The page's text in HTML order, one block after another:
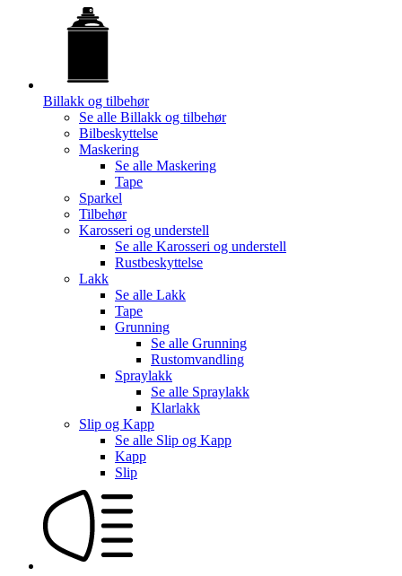
Billakk og tilbehør
Se alle Billakk og tilbehør
Bilbeskyttelse
Maskering
Se alle Maskering
Tape
Sparkel
Tilbehør
Karosseri og understell
Se alle Karosseri og understell
Rustbeskyttelse
Lakk
Se alle Lakk
Tape
Grunning
Se alle Grunning
Rustomvandling
Spraylakk
Se alle Spraylakk
Klarlakk
Slip og Kapp
Se alle Slip og Kapp
Kapp
Slip